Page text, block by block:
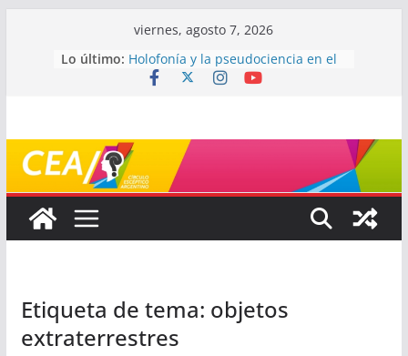
viernes, agosto 7, 2026
Lo último: Holofonía y la pseudociencia en el
audio
Mayéutica (o cómo debatir sin
terminar a los golpes)
Somos menos capaces de lo que
Etiqueta de tema: objetos
extraterrestres